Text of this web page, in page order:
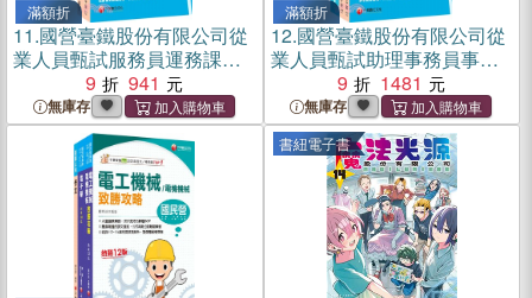
滿額折
11.國營臺鐵股份有限公司從
業人員甄試服務員運務課文
版套書（共二冊）
9 941
無庫存
滿額折
12.國營臺鐵股份有限公司從
業人員甄試助理事務員事務
管理課文版套書（共三冊）
9 1481
無庫存
書紐電子書